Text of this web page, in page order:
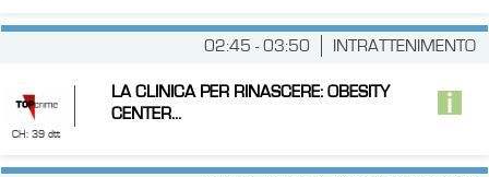
INTRATTENIMENTO
02:45 - 03:50
CH: 39 dtt
LA CLINICA PER RINASCERE: OBESITY
CENTER...